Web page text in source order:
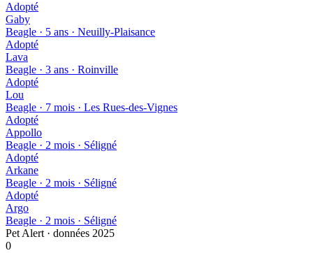
Adopté
Gaby
Beagle · 5 ans · Neuilly-Plaisance
Adopté
Lava
Beagle · 3 ans · Roinville
Adopté
Lou
Beagle · 7 mois · Les Rues-des-Vignes
Adopté
Appollo
Beagle · 2 mois · Séligné
Adopté
Arkane
Beagle · 2 mois · Séligné
Adopté
Argo
Beagle · 2 mois · Séligné
Pet Alert · données 2025
0